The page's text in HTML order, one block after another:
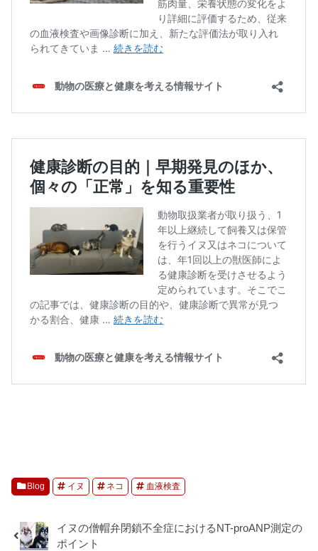
Blog イヌ ネコ 血液検査
イヌの僧帽弁閉鎖不全症におけるNT-proANP測定の
ポイント